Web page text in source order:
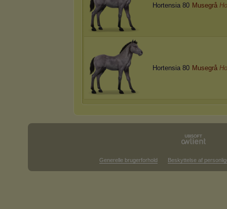
Hortensia 80 Musegrå
Hortensia 80 Musegrå
Generelle brugerforhold Beskyttelse af